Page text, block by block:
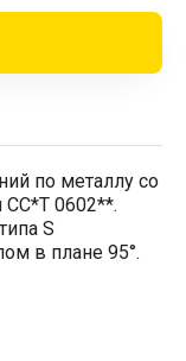
по металлу со
0602**.
S
в плане 95°.